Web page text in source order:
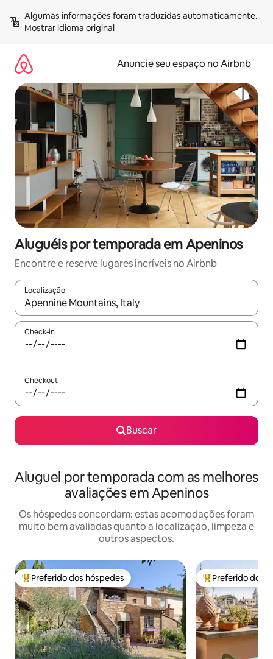
para
Mostrar idioma original
Anuncie seu espaço no Airbnb
Aluguéis por temporada em Apeninos
Encontre e reserve lugares incríveis no Airbnb
Localização
Quando os resultados estiverem disponíveis, explore-os
Check-in
Checkout
Buscar
Aluguel por temporada com as melhores
avaliações em Apeninos
Os hóspedes concordam: estas acomodações foram
muito bem avaliadas quanto a localização, limpeza e
outros aspectos.
Entre os melhores preferidos dos hóspedes
Preferido dos hóspedes Entre os
Preferido dos